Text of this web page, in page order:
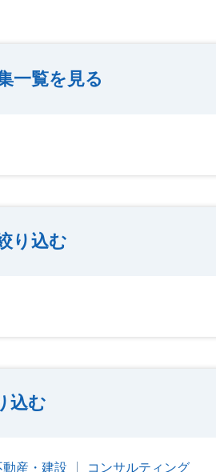
一覧を見る
り込む
込む
動産・建設 コンサルティング